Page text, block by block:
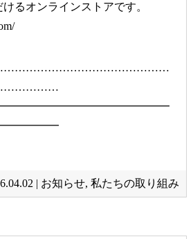
るオンラインストアです。
| お知らせ,私たちの取り組み